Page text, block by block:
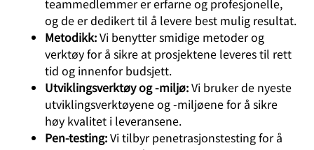
teammedlemmer er erfarne og profesjonelle,
og de er dedikert til å levere best mulig resultat.
Metodikk:Vi benytter smidige metoder og
verktøy for å sikre at prosjektene leveres til rett
tid og innenfor budsjett.
Utviklingsverktøy og -miljø:Vi bruker de nyeste
utviklingsverktøyene og -miljøene for å sikre
høy kvalitet i leveransene.
Pen-testing:Vi tilbyr penetrasjonstesting for å